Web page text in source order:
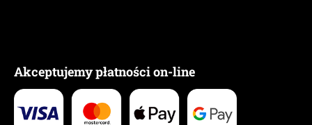
Akceptujemy płatności on-line